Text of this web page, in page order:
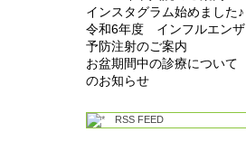
インスタグラム始めました♪
令和6年度 インフルエンザ
予防注射のご案内
お盆期間中の診療について
のお知らせ
RSS FEED